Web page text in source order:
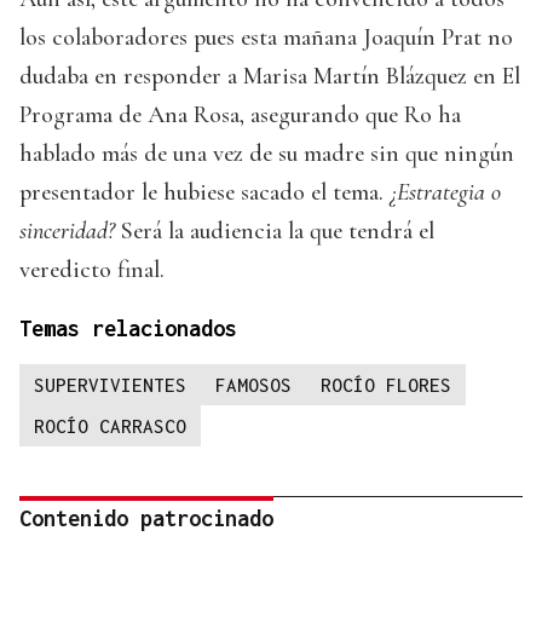
los colaboradores pues esta mañana Joaquín Prat no
dudaba en responder a Marisa Martín Blázquez en El
Programa de Ana Rosa, asegurando que Ro ha
hablado más de una vez de su madre sin que ningún
presentador le hubiese sacado el tema. ¿Estrategia o
sinceridad? Será la audiencia la que tendrá el
veredicto final.
Temas relacionados
SUPERVIVIENTES FAMOSOS
ROCÍO FLORES
ROCÍO CARRASCO
Contenido patrocinado